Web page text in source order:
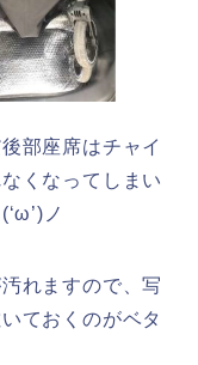
部座席はチャイ
くなってしまい
ノ
れますので、写
ておくのがベタ